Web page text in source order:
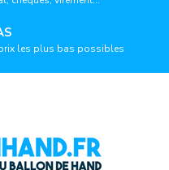
les plus bas possibles